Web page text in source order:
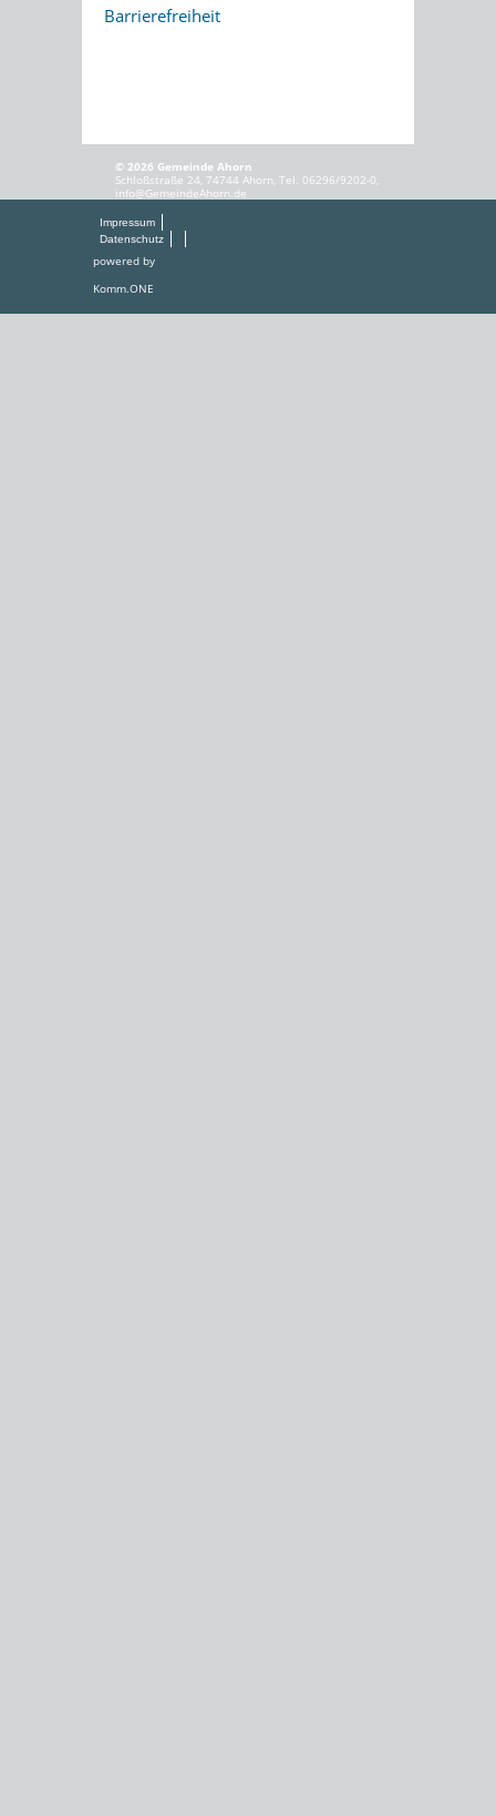
Barrierefreiheit
© 2026 Gemeinde Ahorn
Schloßstraße 24, 74744 Ahorn, Tel. 06296/9202-0,
info@GemeindeAhorn.de
Impressum
Datenschutz
powered by
Komm.ONE